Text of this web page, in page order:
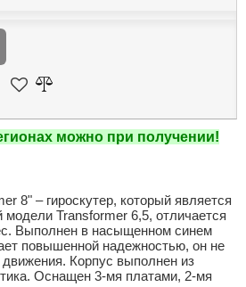
можно при получении!
8" – гироскутер, который является
модели Transformer 6,5, отличается
Выполнен в насыщенном синем
повышенной надежностью, он не
Корпус выполнен из
Оснащен 3-мя платами, 2-мя